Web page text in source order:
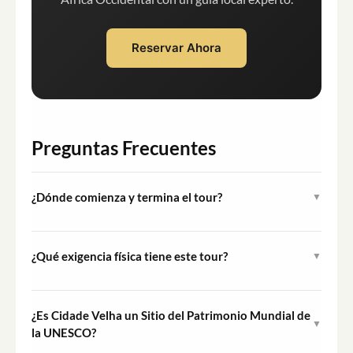
Reservar Ahora
Preguntas Frecuentes
¿Dónde comienza y termina el tour? ▼
lugar tras la visita a Cidade Velha.
¿Qué exigencia física tiene este tour? ▼
calles adoquinadas y algunas superficies irregulares
¿Es Cidade Velha un Sitio del Patrimonio Mundial de
la UNESCO?
▼